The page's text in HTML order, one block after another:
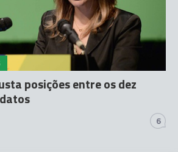
posições entre os dez
6